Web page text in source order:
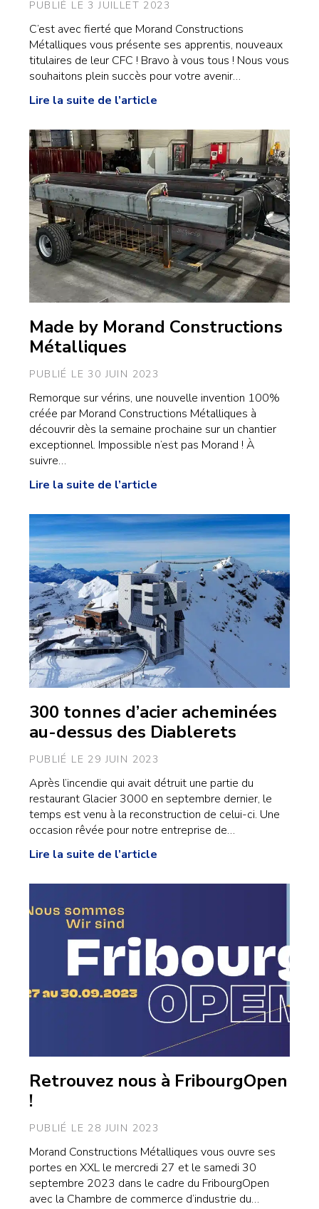
PUBLIÉ LE 3 JUILLET 2023
C’est avec fierté que Morand Constructions
Métalliques vous présente ses apprentis, nouveaux
titulaires de leur CFC ! Bravo à vous tous ! Nous vous
souhaitons plein succès pour votre avenir…
Lire la suite de l’article
Made by Morand Constructions
Métalliques
PUBLIÉ LE 30 JUIN 2023
Remorque sur vérins, une nouvelle invention 100%
créée par Morand Constructions Métalliques à
découvrir dès la semaine prochaine sur un chantier
exceptionnel. Impossible n’est pas Morand ! À
suivre…
Lire la suite de l’article
300 tonnes d’acier acheminées
au-dessus des Diablerets
PUBLIÉ LE 29 JUIN 2023
Après l’incendie qui avait détruit une partie du
restaurant Glacier 3000 en septembre dernier, le
temps est venu à la reconstruction de celui-ci. Une
occasion rêvée pour notre entreprise de…
Lire la suite de l’article
Retrouvez nous à FribourgOpen
!
PUBLIÉ LE 28 JUIN 2023
Morand Constructions Métalliques vous ouvre ses
portes en XXL le mercredi 27 et le samedi 30
septembre 2023 dans le cadre du FribourgOpen
avec la Chambre de commerce d’industrie du…